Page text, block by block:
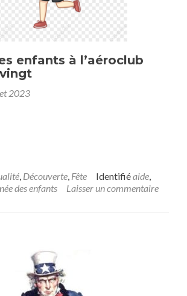
enfants à l’aéroclub
2023
, Découverte, Fête Identifiéaide,
des enfants Laisser un commentaire